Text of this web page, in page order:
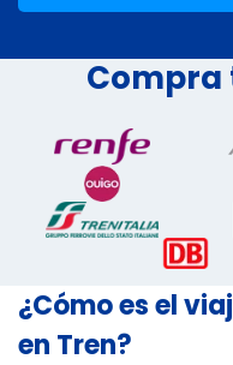
Compra
¿Cómo es el
en Tren?